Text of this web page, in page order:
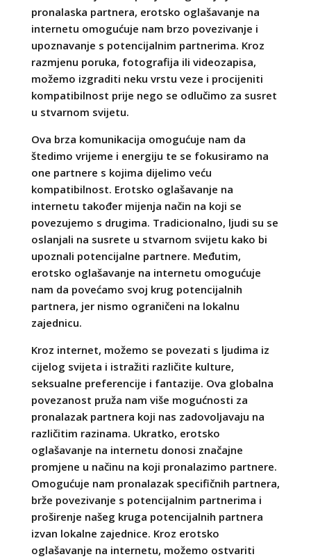
pronalaska partnera, erotsko oglašavanje na
internetu omogućuje nam brzo povezivanje i
upoznavanje s potencijalnim partnerima. Kroz
razmjenu poruka, fotografija ili videozapisa,
možemo izgraditi neku vrstu veze i procijeniti
kompatibilnost prije nego se odlučimo za susret
u stvarnom svijetu.
Ova brza komunikacija omogućuje nam da
štedimo vrijeme i energiju te se fokusiramo na
one partnere s kojima dijelimo veću
kompatibilnost. Erotsko oglašavanje na
internetu također mijenja način na koji se
povezujemo s drugima. Tradicionalno, ljudi su se
oslanjali na susrete u stvarnom svijetu kako bi
upoznali potencijalne partnere. Međutim,
erotsko oglašavanje na internetu omogućuje
nam da povećamo svoj krug potencijalnih
partnera, jer nismo ograničeni na lokalnu
zajednicu.
Kroz internet, možemo se povezati s ljudima iz
cijelog svijeta i istražiti različite kulture,
seksualne preferencije i fantazije. Ova globalna
povezanost pruža nam više mogućnosti za
pronalazak partnera koji nas zadovoljavaju na
različitim razinama. Ukratko, erotsko
oglašavanje na internetu donosi značajne
promjene u načinu na koji pronalazimo partnere.
Omogućuje nam pronalazak specifičnih partnera,
brže povezivanje s potencijalnim partnerima i
proširenje našeg kruga potencijalnih partnera
izvan lokalne zajednice. Kroz erotsko
oglašavanje na internetu, možemo ostvariti